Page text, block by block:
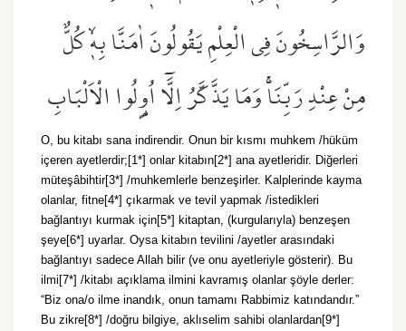
وَالرَّاسِخُونَ فِي الْعِلْمِ يَقُولُونَ اٰمَنَّا بِه۪ۙ كُلٌّ
مِنْ عِنْدِ رَبِّنَاۚ وَمَا يَذَّكَّرُ اِلَّٓا اُو۬لُوا الْاَلْبَابِ
O, bu kitabı sana indirendir. Onun bir kısmı muhkem /hüküm
içeren ayetlerdir;[1*] onlar kitabın[2*] ana ayetleridir. Diğerleri
müteşâbihtir[3*] /muhkemlerle benzeşirler. Kalplerinde kayma
olanlar, fitne[4*] çıkarmak ve tevil yapmak /istedikleri
bağlantıyı kurmak için[5*] kitaptan, (kurgularıyla) benzeşen
şeye[6*] uyarlar. Oysa kitabın tevilini /ayetler arasındaki
bağlantıyı sadece Allah bilir (ve onu ayetleriyle gösterir). Bu
ilmi[7*] /kitabı açıklama ilmini kavramış olanlar şöyle derler:
“Biz ona/o ilme inandık, onun tamamı Rabbimiz katındandır.”
Bu zikre[8*] /doğru bilgiye, aklıselim sahibi olanlardan[9*]